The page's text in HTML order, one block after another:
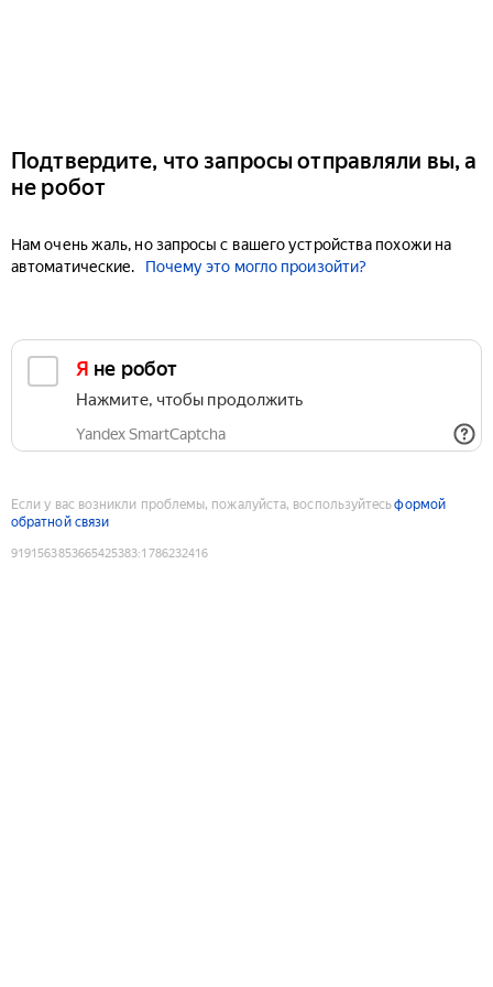
Подтвердите, что запросы отправляли вы, а
не робот
Нам очень жаль, но запросы с вашего устройства похожи на
автоматические.
Почему это могло произойти?
Я не робот
Нажмите, чтобы продолжить
Yandex SmartCaptcha
Если у вас возникли проблемы, пожалуйста, воспользуйтесьформой
обратной связи
9191563853665425383:1786232416